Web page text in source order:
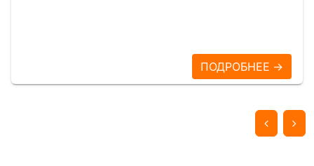
ПОДРОБНЕЕ →